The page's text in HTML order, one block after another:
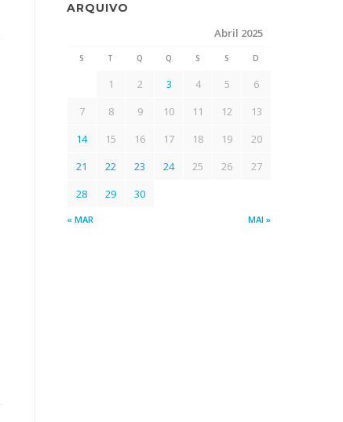
ARQUIVO
Abril 2025
S T Q Q S S D
« MAR MAI »
1 2 3 4 5
6
7
8 9 10 11 12
13
14
15 16 17 18 19
20
21
22 23 24 25 26
27
28
29 30